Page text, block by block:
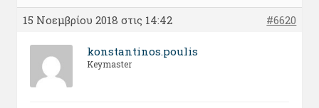
15 Νοεμβρίου 2018 στις 14:42
#6620
konstantinos.poulis
Keymaster